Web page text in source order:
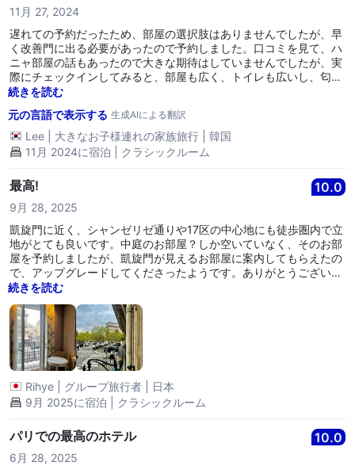
11月 27, 2024
遅れての予約だったため、部屋の選択肢はありませんでしたが、早
く改善門に出る必要があったので予約しました。口コミを見て、ハ
ニャ部屋の話もあったので大きな期待はしていませんでしたが、実
際にチェックインしてみると、部屋も広く、トイレも広いし、匂い
に敏感な方ですが、とても快適で良かったです。毎日部屋の掃除も
に気を使って親切に接してくれたおかげで、快適に過ごせました。
立地もコンディションも最高で、また来ることがあれば、再び宿泊
したいホテルです。その時は事前に改善門ビューで予約しなければ
と思います。ありがとうございました。あなた方の親切が私たちの
旅の大切な始まりとなりました。
続きを読む
元の言語で表示する 生成AIによる翻訳
Lee 大きなお子様連れの家族旅行
韓国
11月 2024に宿泊 | クラシックルーム
最高! 10.0
9月 28, 2025
凱旋門に近く、シャンゼリゼ通りや17区の中心地にも徒歩圏内で立
地がとても良いです。中庭のお部屋？しか空いていなく、そのお部
屋を予約しましたが、凱旋門が見えるお部屋に案内してもらえたの
で、アップグレードしてくださったようです。ありがとうございま
す！お部屋も清潔で可愛くお洒落です。スタッフも親切で、またパ
続きを読む
Rihye グループ旅行者
日本
9月 2025に宿泊 | クラシックルーム
パリでの最高のホテル 10.0
6月 28, 2025